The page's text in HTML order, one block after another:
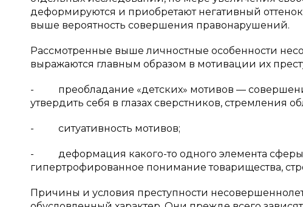
деформируются и приобретают негативный
выше вероятность совершения правонарушений.
Рассмотренные выше личностные особенности
выражаются главным образом в мотивации их
- преобладание «детских» мотивов —
утвердить себя в глазах сверстников, стремления
- ситуативность мотивов;
- деформация какого-то одного элемента сферы
гипертрофированное понимание товарищества,
Причины и условия преступности